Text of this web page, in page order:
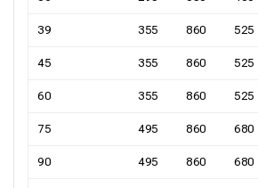
39 355 860 525
45 355 860 525
60 355 860 525
75 495 860 680
90 495 860 680